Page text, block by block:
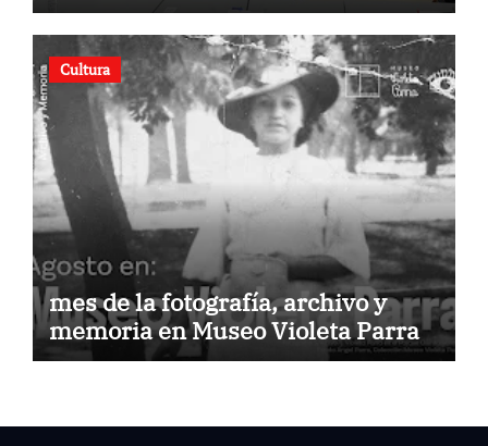
Cultura
mes de la fotografía, archivo y
memoria en Museo Violeta Parra